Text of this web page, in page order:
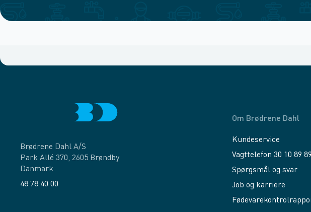
Brødrene Dahl A/S
Park Allé 370, 2605 Brøndby
Danmark
48 78 40 00
Om Brødrene Dahl
Kundeservice
Vagttelefon 30 10 89 89
Spørgsmål og svar
Job og karriere